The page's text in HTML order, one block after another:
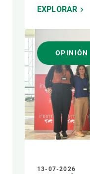
EXPLORAR
OPINIÓN
13-07-2026